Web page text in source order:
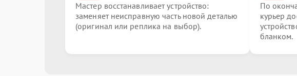
Мастер восстанавливает устройство:
заменяет неисправную часть новой деталью
(оригинал или реплика на выбор).
По
курьер
бланком.